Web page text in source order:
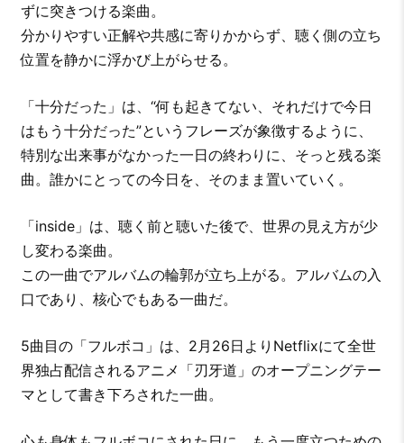
ずに突きつける楽曲。
分かりやすい正解や共感に寄りかからず、聴く側の立ち
位置を静かに浮かび上がらせる。
「十分だった」は、“何も起きてない、それだけで今日
はもう十分だった”というフレーズが象徴するように、
特別な出来事がなかった一日の終わりに、そっと残る楽
曲。誰かにとっての今日を、そのまま置いていく。
「inside」は、聴く前と聴いた後で、世界の見え方が少
し変わる楽曲。
この一曲でアルバムの輪郭が立ち上がる。アルバムの入
口であり、核心でもある一曲だ。
5曲目の「フルボコ」は、2月26日よりNetflixにて全世
界独占配信されるアニメ「刃牙道」のオープニングテー
マとして書き下ろされた一曲。